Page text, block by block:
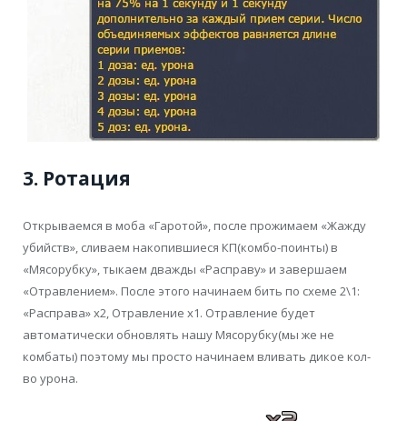
3. Ротация
Открываемся в моба «Гаротой», после прожимаем «Жажду
убийств», сливаем накопившиеся КП(комбо-поинты) в
«Мясорубку», тыкаем дважды «Расправу» и завершаем
«Отравлением». После этого начинаем бить по схеме 2\1:
«Расправа» х2, Отравление х1. Отравление будет
автоматически обновлять нашу Мясорубку(мы же не
комбаты) поэтому мы просто начинаем вливать дикое кол-
во урона.